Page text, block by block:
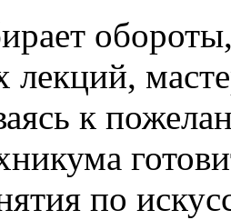
лекций,
к
по